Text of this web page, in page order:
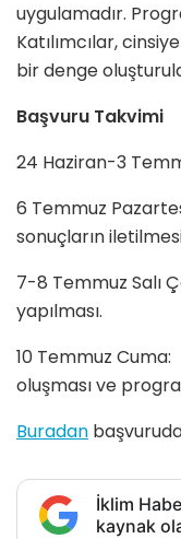
uygulamadır.
Katılımcılar,
bir denge
Başvuru Takvimi
24 Haziran-3
6 Temmuz
sonuçların
7-8 Temmuz
yapılması.
10 Temmuz
oluşması ve
Buradan
İklim
kaynak